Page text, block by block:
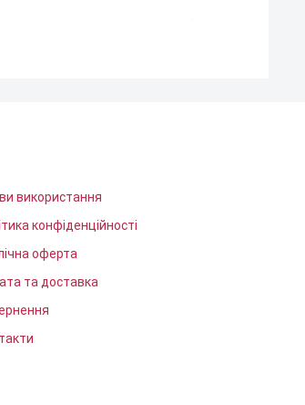
390,00 ₴
використання
конфіденційності
оферта
та доставка